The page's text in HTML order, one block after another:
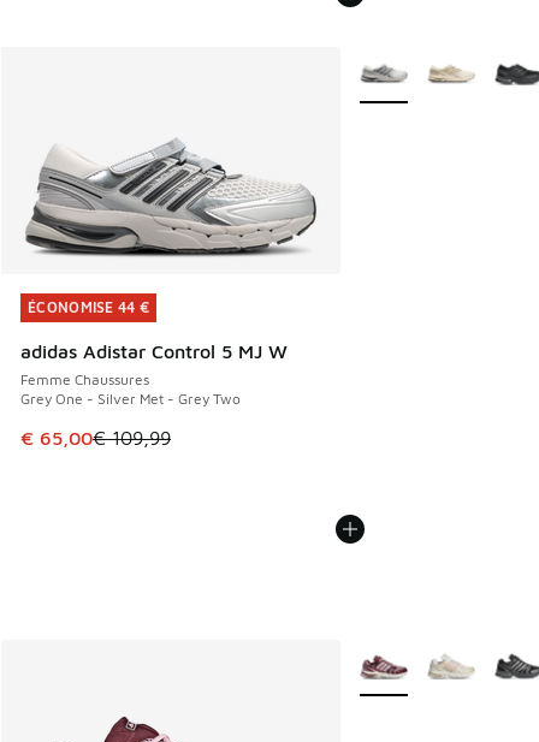
ÉCONOMISE 44 €
adidas Adistar Control 5 MJ W
Femme Chaussures
Grey One - Silver Met - Grey Two
Cet article est en promotion. Prix en baisse de € 109,99 à
€ 65,00€ 109,99
ÉCONOMISE 44 €
Plus de couleurs
Plus de couleurs